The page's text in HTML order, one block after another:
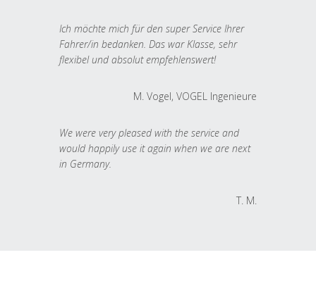
Ich möchte mich für den super Service Ihrer
Fahrer/in bedanken. Das war Klasse, sehr
flexibel und absolut empfehlenswert!
M. Vogel, VOGEL Ingenieure
We were very pleased with the service and
would happily use it again when we are next
in Germany.
T. M.